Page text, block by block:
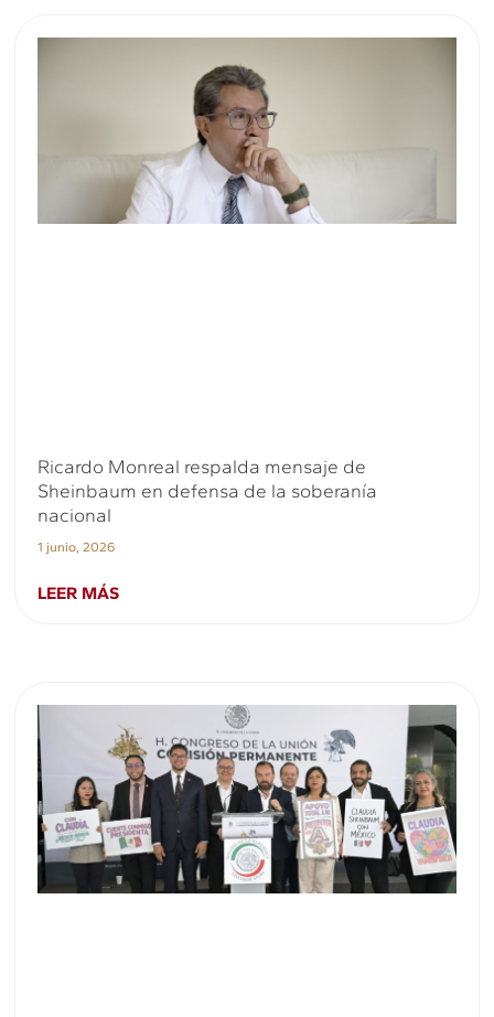
Ricardo Monreal respalda mensaje de
Sheinbaum en defensa de la soberanía
nacional
1 junio, 2026
LEER MÁS